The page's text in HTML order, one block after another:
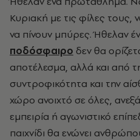
Κυριακή με τις φίλες τους,
να πίνουν μπύρες. Ήθελαν
ποδόσφαιρο δεν θα
αποτέλεσμα, αλλά και από
συντροφικότητα και την
χώρο ανοιχτό σε όλες,
εμπειρία ή αγωνιστικό
παιχνίδι θα ενώνει